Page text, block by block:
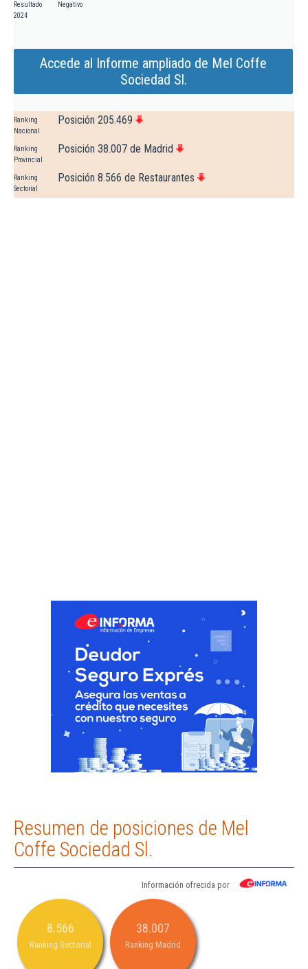
Resultado
2024
Negativo
Accede al Informe ampliado de Mel Coffe
Sociedad Sl.
Ranking
Nacional
Posición 205.469
Ranking
Provincial
Posición 38.007 de Madrid
Ranking
Sectorial
Posición 8.566 de Restaurantes
Resumen de posiciones de Mel
Coffe Sociedad Sl.
Información ofrecida por
8.566
Ranking Sectorial
38.007
Ranking Madrid